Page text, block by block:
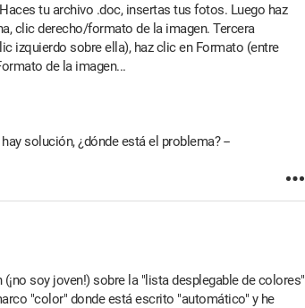
tu archivo .doc, insertas tus fotos. Luego haz
clic derecho/formato de la imagen. Tercera
izquierdo sobre ella), haz clic en Formato (entre
de la imagen...
solución, ¿dónde está el problema? --
soy joven!) sobre la "lista desplegable de colores"
"color" donde está escrito "automático" y he